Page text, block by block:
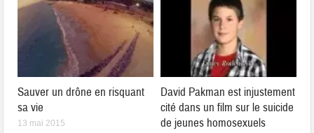
Sauver un drône en risquant
sa vie
13 mai 2015
David Pakman est injustement
cité dans un film sur le suicide
de jeunes homosexuels